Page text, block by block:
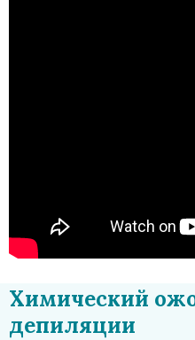
Химический
депиляции